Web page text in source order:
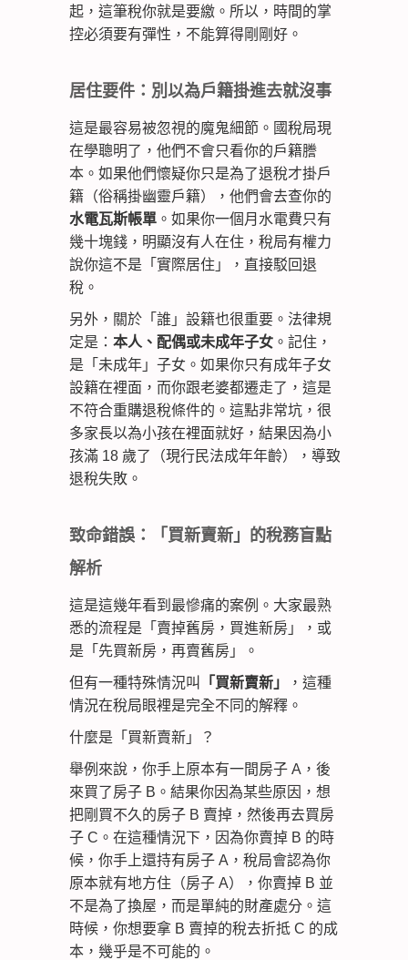
起，這筆稅你就是要繳。所以，時間的掌
控必須要有彈性，不能算得剛剛好。
居住要件：別以為戶籍掛進去就沒事
這是最容易被忽視的魔鬼細節。國稅局現
在學聰明了，他們不會只看你的戶籍謄
本。如果他們懷疑你只是為了退稅才掛戶
籍（俗稱掛幽靈戶籍），他們會去查你的
水電瓦斯帳單 。如果你一個月水電費只有
幾十塊錢，明顯沒有人在住，稅局有權力
說你這不是「實際居住」，直接駁回退
稅。
另外，關於「誰」設籍也很重要。法律規
定是： 本人、配偶或未成年子女 。記住，
是「未成年」子女。如果你只有成年子女
設籍在裡面，而你跟老婆都遷走了，這是
不符合重購退稅條件的。這點非常坑，很
多家長以為小孩在裡面就好，結果因為小
孩滿 18 歲了（現行民法成年年齡），導致
退稅失敗。
致命錯誤：「買新賣新」的稅務盲點
解析
這是這幾年看到最慘痛的案例。大家最熟
悉的流程是「賣掉舊房，買進新房」，或
是「先買新房，再賣舊房」。
但有一種特殊情況叫 「買新賣新」
，這種
情況在稅局眼裡是完全不同的解釋。
什麼是「買新賣新」？
舉例來說，你手上原本有一間房子 A，後
來買了房子 B。結果你因為某些原因，想
把剛買不久的房子 B 賣掉，然後再去買房
子 C。在這種情況下，因為你賣掉 B 的時
候，你手上還持有房子 A，稅局會認為你
原本就有地方住（房子 A），你賣掉 B 並
不是為了換屋，而是單純的財產處分。這
時候，你想要拿 B 賣掉的稅去折抵 C 的成
本，幾乎是不可能的。